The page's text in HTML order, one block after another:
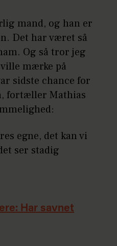
mand, og han er
Det har været så
Og så tror jeg
mærke på
sidste chance for
fortæller Mathias
egne, det kan vi
ser stadig
Har savnet